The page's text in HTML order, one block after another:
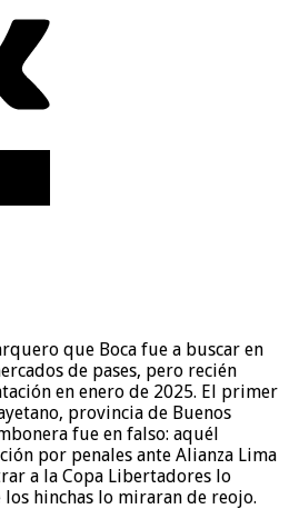
que Boca fue a buscar en
de pases, pero recién
en enero de 2025. El primer
provincia de Buenos
fue en falso: aquél
por penales ante Alianza Lima
a la Copa Libertadores lo
hinchas lo miraran de reojo.